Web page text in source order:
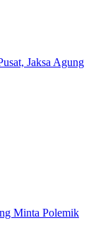
Jaksa Agung
Minta Polemik